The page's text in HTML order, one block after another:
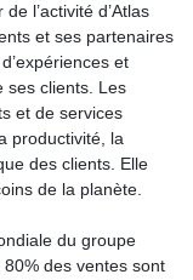
l’activité d’Atlas
et ses partenaires
et
ses clients. Les
et de services
productivité, la
des clients. Elle
de la planète.
du groupe
des ventes sont